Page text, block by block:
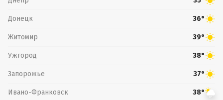
Донецк 36°
Житомир 39°
Ужгород 38°
Запорожье 37°
Ивано-Франковск 38°